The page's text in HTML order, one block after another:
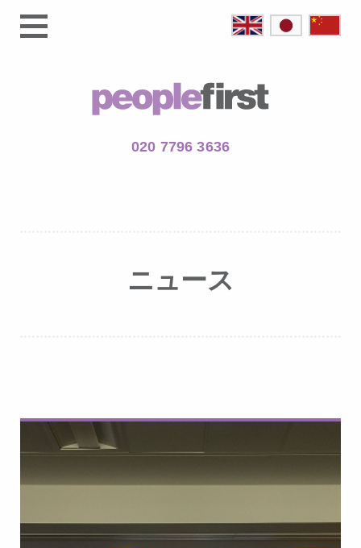
020 7796 3636
ニュース